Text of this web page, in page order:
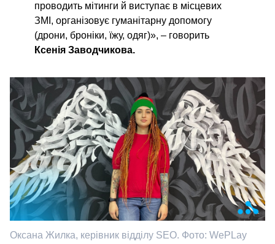
проводить мітинги й виступає в місцевих
ЗМІ, організовує гуманітарну допомогу
(дрони, броніки, їжу, одяг)», – говорить
Ксенія Заводчикова.
Оксана Жилка, керівник відділу SEO. Фото: WePLay